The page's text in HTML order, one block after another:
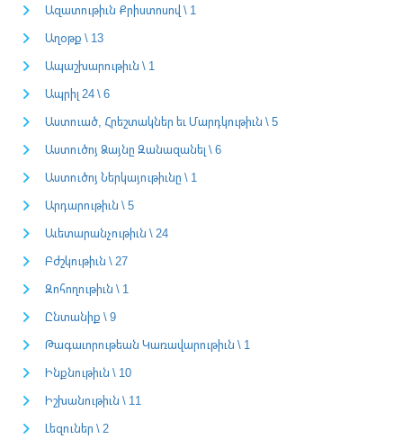
Ազատութիւն Քրիստոսով \ 1
Աղօթք \ 13
Ապաշխարութիւն \ 1
Ապրիլ 24 \ 6
Աստուած, Հրեշտակներ եւ Մարդկութիւն \ 5
Աստուծոյ Ձայնը Զանազանել \ 6
Աստուծոյ Ներկայութիւնը \ 1
Արդարութիւն \ 5
Աւետարանչութիւն \ 24
Բժշկութիւն \ 27
Զոհողութիւն \ 1
Ընտանիք \ 9
Թագաւորութեան Կառավարութիւն \ 1
Ինքնութիւն \ 10
Իշխանութիւն \ 11
Լեզուներ \ 2